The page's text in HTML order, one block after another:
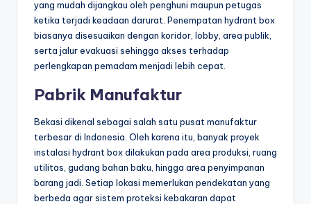
yang mudah dijangkau oleh penghuni maupun petugas
ketika terjadi keadaan darurat. Penempatan hydrant box
biasanya disesuaikan dengan koridor, lobby, area publik,
serta jalur evakuasi sehingga akses terhadap
perlengkapan pemadam menjadi lebih cepat.
Pabrik Manufaktur
Bekasi dikenal sebagai salah satu pusat manufaktur
terbesar di Indonesia. Oleh karena itu, banyak proyek
instalasi hydrant box dilakukan pada area produksi, ruang
utilitas, gudang bahan baku, hingga area penyimpanan
barang jadi. Setiap lokasi memerlukan pendekatan yang
berbeda agar sistem proteksi kebakaran dapat